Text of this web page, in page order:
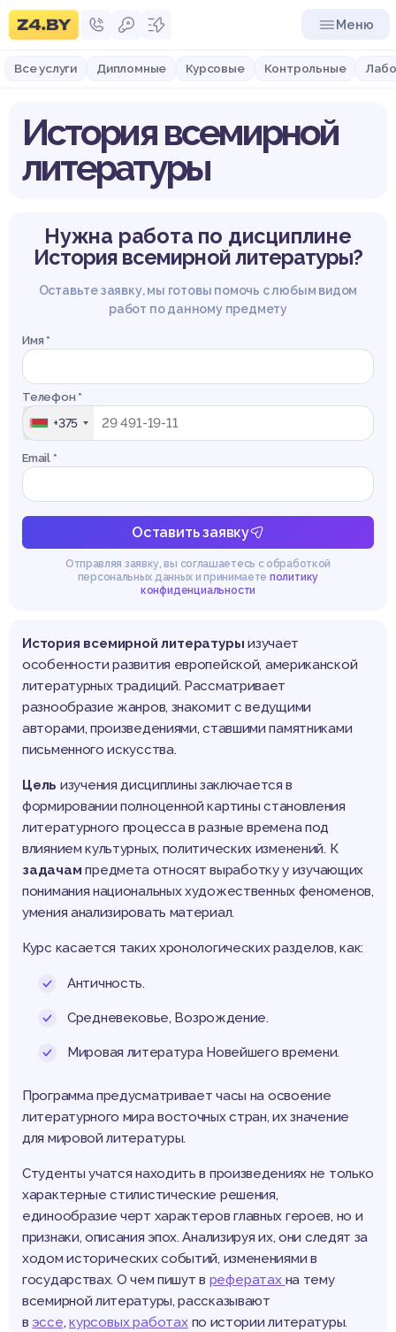
Меню
Все услуги Дипломные Курсовые Контрольные
История всемирной
литературы
Нужна работа по дисциплине
История всемирной литературы?
Оставьте заявку, мы готовы помочь с любым видом
работ по данному предмету
Имя *
Телефон *
+375
Email *
Оставить заявку
Отправляя заявку, вы соглашаетесь с обработкой
персональных данных и принимаете политику
конфиденциальности
История всемирной литературы изучает
особенности развития европейской, американской
литературных традиций. Рассматривает
разнообразие жанров, знакомит с ведущими
авторами, произведениями, ставшими памятниками
письменного искусства.
Цель изучения дисциплины заключается в
формировании полноценной картины становления
литературного процесса в разные времена под
влиянием культурных, политических изменений. К
задачампредмета относят выработку у изучающих
понимания национальных художественных феноменов,
умения анализировать материал.
Курс касается таких хронологических разделов, как:
Античность.
Средневековье, Возрождение.
Мировая литература Новейшего времени.
Программа предусматривает часы на освоение
литературного мира восточных стран, их значение
для мировой литературы.
Студенты учатся находить в произведениях не только
характерные стилистические решения,
единообразие черт характеров главных героев, но и
признаки, описания эпох. Анализируя их, они следят за
ходом исторических событий, изменениями в
государствах. О чем пишут в рефератах на тему
всемирной литературы, рассказывают
в эссе,курсовых работахпо истории литературы.